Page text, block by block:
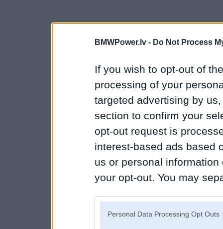
BMWPower.lv - Do Not Process
If you wish to opt-out of
processing of your
targeted advertising by
section to confirm your
opt-out request is
interest-based ads based
us or personal
your opt-out. You may
Personal Data Processing Opt Outs